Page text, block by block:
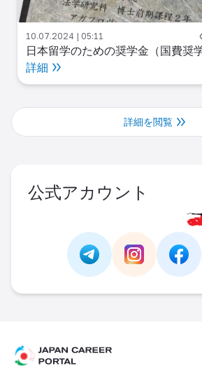
10.07.2024 | 05:11
日本留学のための奨学金（国費奨学
詳細
詳細を閲覧
公式アカウント
Link - https://t.me/https://
Link -